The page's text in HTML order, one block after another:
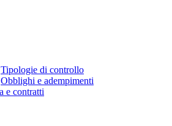
Tipologie di controllo
Obblighi e adempimenti
e contratti